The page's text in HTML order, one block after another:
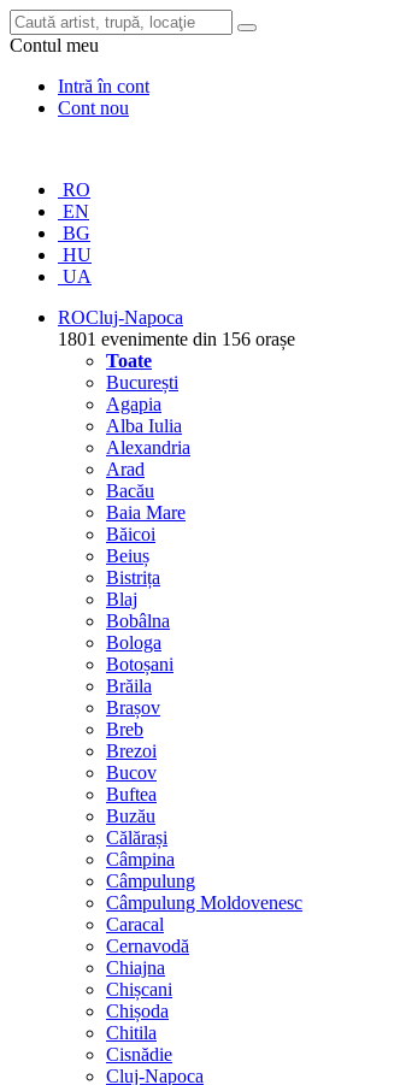
Contul meu
Intră în cont
Cont nou
RO
EN
BG
HU
UA
ROCluj-Napoca
1801 evenimente din 156 orașe
Toate
București
Agapia
Alba Iulia
Alexandria
Arad
Bacău
Baia Mare
Băicoi
Beiuș
Bistrița
Blaj
Bobâlna
Bologa
Botoșani
Brăila
Brașov
Breb
Brezoi
Bucov
Buftea
Buzău
Călărași
Câmpina
Câmpulung
Câmpulung Moldovenesc
Caracal
Cernavodă
Chiajna
Chișcani
Chișoda
Chitila
Cisnădie
Cluj-Napoca